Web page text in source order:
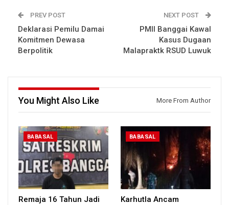
PREV POST
Deklarasi Pemilu Damai
Komitmen Dewasa
Berpolitik
NEXT POST
PMII Banggai Kawal
Kasus Dugaan
Malapraktk RSUD Luwuk
You Might Also Like More From Author
BABASAL
Remaja 16 Tahun Jadi
BABASAL
Karhutla Ancam